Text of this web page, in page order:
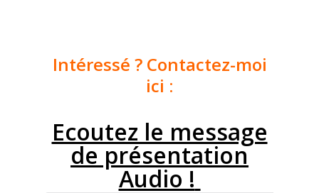
Intéressé ? Contactez-moi
ici :
Ecoutez le message
de présentation
Audio !